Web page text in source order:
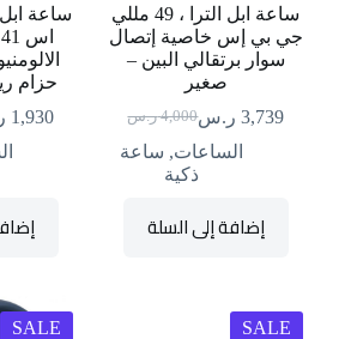
ساعة ابل الترا ، 49 مللي
جي بي إس خاصية إتصال
سوار برتقالي البين –
صغير
4,000 ر.س السعر
الأصلي
هو:
3,739 ر.سالسعر
الحالي
هو:
الساعات, ساعة
ذكية
إضافة إلى السلة
حزام
1,930
SALE
SALE